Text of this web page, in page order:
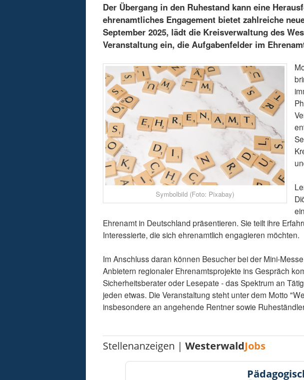
Der Übergang in den Ruhestand kann eine
ehrenamtliches Engagement bietet zahlreiche
September 2025, lädt die Kreisverwaltung des
Veranstaltung ein, die Aufgabenfelder im
Symbolbild (Foto: Pixabay)
Ehrenamt in Deutschland präsentieren. Sie teilt ihre
Interessierte, die sich ehrenamtlich engagieren möchten.
Im Anschluss daran können Besucher bei der Mini-
Anbietern regionaler Ehrenamtsprojekte ins Gespräch
Sicherheitsberater oder Lesepate - das Spektrum an
jeden etwas. Die Veranstaltung steht unter dem Motto
insbesondere an angehende Rentner sowie
Stellenanzeigen |WesterwaldJobs